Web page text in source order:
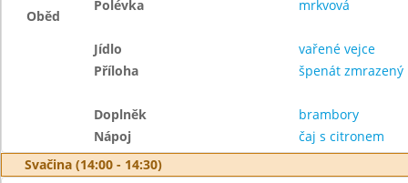
Oběd
Polévka mrkvová
Jídlo
vařené vejce
Příloha
špenát zmrazený
Doplněk
brambory
Nápoj
čaj s citronem
Svačina (14:00 - 14:30)